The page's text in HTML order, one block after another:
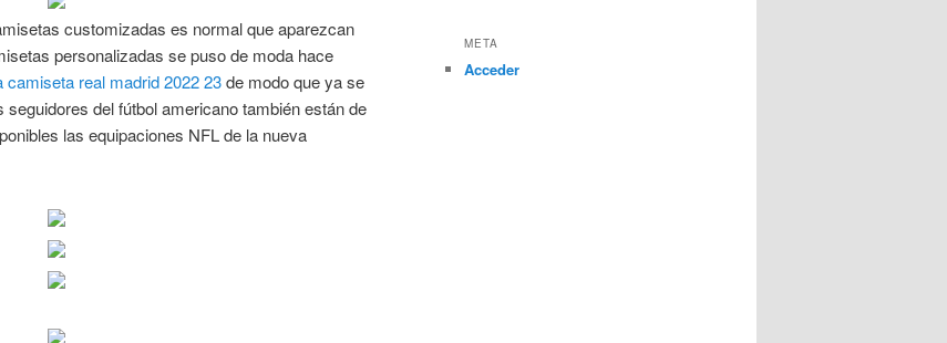
customizadas es normal que aparezcan
personalizadas se puso de moda hace
camiseta real madrid 2022 23de modo que ya se
del fútbol americano también están de
las equipaciones NFL de la nueva
META
Acceder